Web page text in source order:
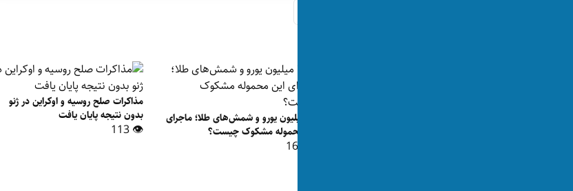
۷۰ میلیون یورو و شمش‌های طلا؛ ماجرای
این محموله‌ مشکوک چیست؟
مذاکرات صلح روسیه و اوکراین در ژنو
بدون نتیجه پایان یافت
👁 113